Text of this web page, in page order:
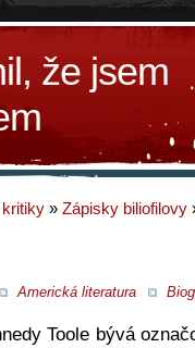
že jsem
» Zápisky biliofilovy
Americká literatura
Toole bývá